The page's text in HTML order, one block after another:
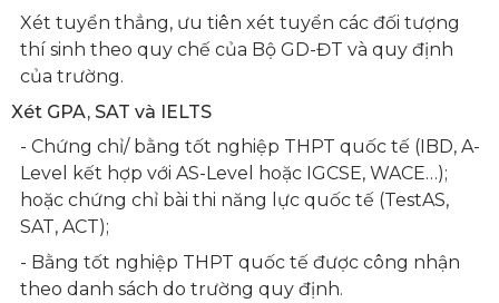
Xét tuyển thẳng, ưu tiên xét tuyển các đối tượng
thí sinh theo quy chế của Bộ GD-ĐT và quy định
của trường.
Xét GPA, SAT và IELTS
- Chứng chỉ/ bằng tốt nghiệp THPT quốc tế (IBD, A-
Level kết hợp với AS-Level hoặc IGCSE, WACE…);
hoặc chứng chỉ bài thi năng lực quốc tế (TestAS,
SAT, ACT);
- Bằng tốt nghiệp THPT quốc tế được công nhận
theo danh sách do trường quy định.